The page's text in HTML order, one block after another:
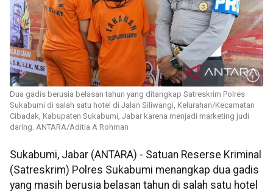
Dua gadis berusia belasan tahun yang ditangkap Satreskrim Polres
Sukabumi di salah satu hotel di Jalan Siliwangi, Kelurahan/Kecamatan
Cibadak, Kabupaten Sukabumi, Jabar karena menjadi marketing judi
daring. ANTARA/Aditia A Rohman
Sukabumi, Jabar (ANTARA) - Satuan Reserse Kriminal
(Satreskrim) Polres Sukabumi menangkap dua gadis
yang masih berusia belasan tahun di salah satu hotel